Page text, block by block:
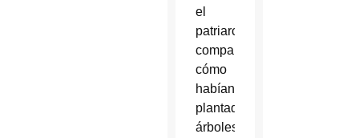
el
patriarca
compartió
cómo
habían
plantado
árboles